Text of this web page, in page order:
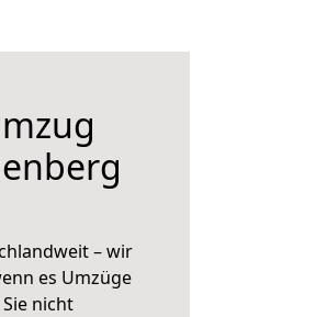
– wir
es Umzüge
nicht